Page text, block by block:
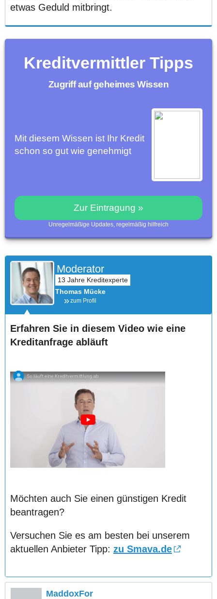
etwas Geduld mitbringt.
Kreditvermittler Tipps
Zugriff auf geheimes Wissen
Mit diesem Wissen ist Ihr Kredit
schon so gut wie genehmigt
Zur Eintragung »
Unregelmäßige Updates, regelmäßig hilfreich
Moderator
Thomas Mücke
zum Profil
Erfahren Sie in diesem Video wie eine
Kreditanfrage abläuft
Möchten auch Sie einen günstigen Kredit
beantragen?
Versuchen Sie es am besten bei unserem
aktuellen Anbieter Tipp: zu Smava.de
MaddoxFor